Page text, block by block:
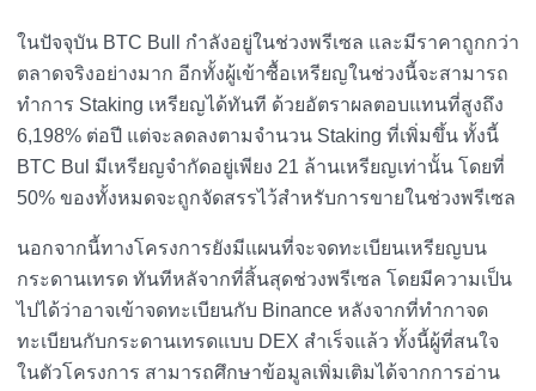
ในปัจจุบัน BTC Bull กำลังอยู่ในช่วงพรีเซล และมีราคาถูกกว่า
ตลาดจริงอย่างมาก อีกทั้งผู้เข้าซื้อเหรียญในช่วงนี้จะสามารถ
ทำการ Staking เหรียญได้ทันที ด้วยอัตราผลตอบแทนที่สูงถึง
6,198% ต่อปี แต่จะลดลงตามจำนวน Staking ที่เพิ่มขึ้น ทั้งนี้
BTC Bul มีเหรียญจำกัดอยู่เพียง 21 ล้านเหรียญเท่านั้น โดยที่
50% ของทั้งหมดจะถูกจัดสรรไว้สำหรับการขายในช่วงพรีเซล
นอกจากนี้ทางโครงการยังมีแผนที่จะจดทะเบียนเหรียญบน
กระดานเทรด ทันทีหลัจากที่สิ้นสุดช่วงพรีเซล โดยมีความเป็น
ไปได้ว่าอาจเข้าจดทะเบียนกับ Binance หลังจากที่ทำกาจด
ทะเบียนกับกระดานเทรดแบบ DEX สำเร็จแล้ว ทั้งนี้ผู้ที่สนใจ
ในตัวโครงการ สามารถศึกษาข้อมูลเพิ่มเติมได้จากการอ่าน